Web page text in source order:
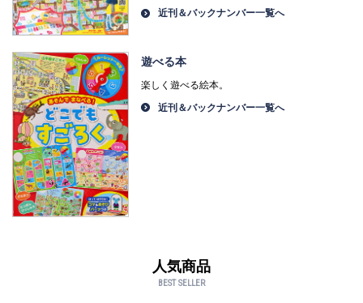
近刊＆バックナンバー一覧へ
遊べる本
楽しく遊べる絵本。
近刊＆バックナンバー一覧へ
人気商品
BEST SELLER